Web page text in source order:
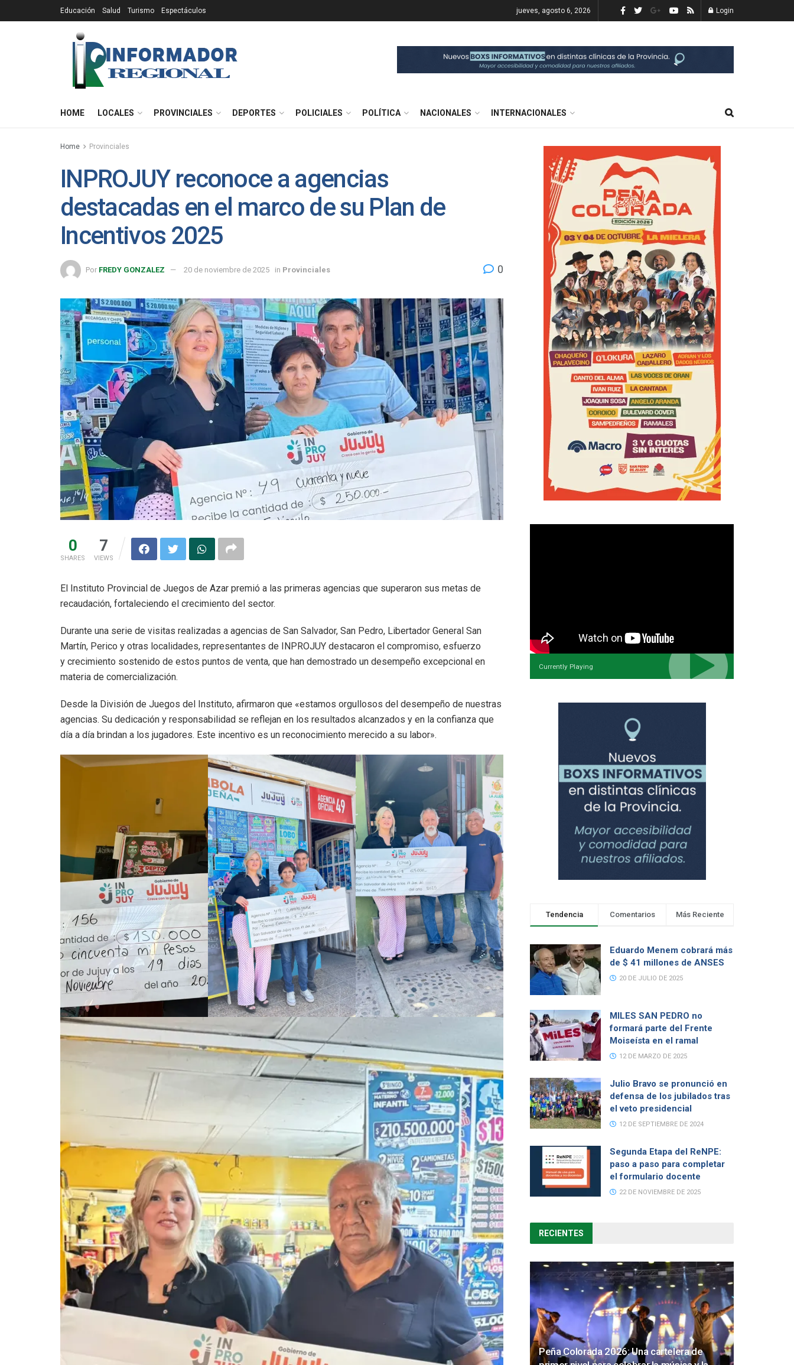
Educación Salud Turismo Espectáculos jueves, agosto 6, 2026 Login
HOME LOCALES PROVINCIALES DEPORTES POLICIALES POLÍTICA NACIONALES INTERNACIONALES
Home Provinciales
INPROJUY reconoce a agencias
destacadas en el marco de su Plan de
Incentivos 2025
Por FREDY GONZALEZ 20 de noviembre de 2025 in Provinciales 0
0
SHARES
7
VIEWS
El Instituto Provincial de Juegos de Azar premió a las primeras agencias que superaron sus metas de
recaudación, fortaleciendo el crecimiento del sector.
Durante una serie de visitas realizadas a agencias de San Salvador, San Pedro, Libertador General San
Martín, Perico y otras localidades, representantes de INPROJUY destacaron el compromiso, esfuerzo
y crecimiento sostenido de estos puntos de venta, que han demostrado un desempeño excepcional en
materia de comercialización.
Desde la División de Juegos del Instituto, afirmaron que «estamos orgullosos del desempeño de nuestras
agencias. Su dedicación y responsabilidad se reflejan en los resultados alcanzados y en la confianza que
día a día brindan a los jugadores. Este incentivo es un reconocimiento merecido a su labor».
Currently Playing
Tendencia Comentarios Más Reciente
Eduardo Menem cobrará más
de $ 41 millones de ANSES
20 DE JULIO DE 2025
MILES SAN PEDRO no
formará parte del Frente
Moiseísta en el ramal
12 DE MARZO DE 2025
Julio Bravo se pronunció en
defensa de los jubilados tras
el veto presidencial
12 DE SEPTIEMBRE DE 2024
Segunda Etapa del ReNPE:
paso a paso para completar
el formulario docente
22 DE NOVIEMBRE DE 2025
RECIENTES
Peña Colorada 2026: Una cartelera de